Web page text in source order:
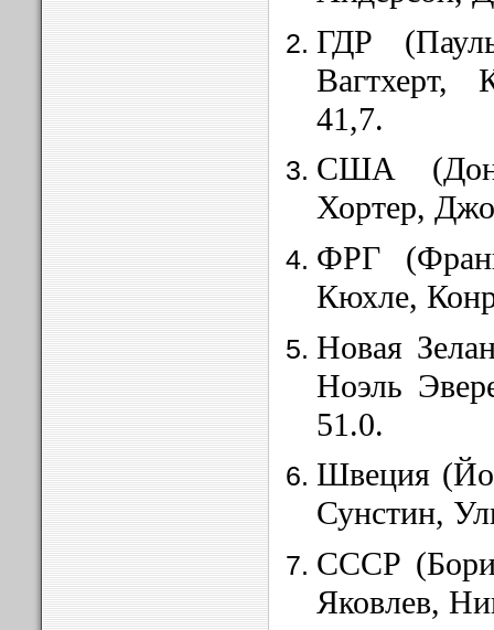
ГДР
41,7.
США
Хортер,
ФРГ
Кюхле,
Новая
Ноэль
51.0.
Швеция
Сунстин,
СССР
Яковлев,